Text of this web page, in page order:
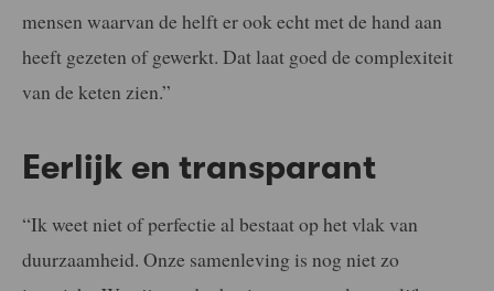
mensen waarvan de helft er ook echt met de hand aan
heeft gezeten of gewerkt. Dat laat goed de complexiteit
van de keten zien.”
Eerlijk en transparant
“Ik weet niet of perfectie al bestaat op het vlak van
duurzaamheid. Onze samenleving is nog niet zo